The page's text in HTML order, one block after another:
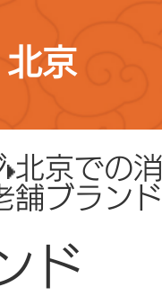
京
北京での
舗ブランド
ド